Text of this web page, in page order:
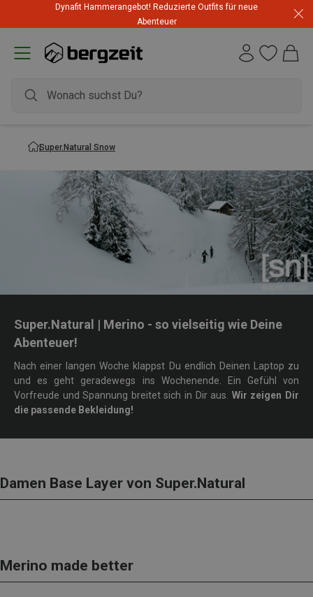
Dynafit Hammerangebot! Reduzierte Outfits für neue
Abenteuer
Super.Natural Snow
Super.Natural | Merino - so vielseitig wie Deine
Abenteuer!
Nach einer langen Woche klappst Du endlich Deinen Laptop zu
und es geht geradewegs ins Wochenende. Ein Gefühl von
Vorfreude und Spannung breitet sich in Dir aus. Wir zeigen Dir
die passende Bekleidung!
Damen Base Layer von Super.Natural
Merino made better